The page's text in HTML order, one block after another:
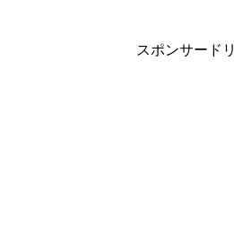
スポンサード